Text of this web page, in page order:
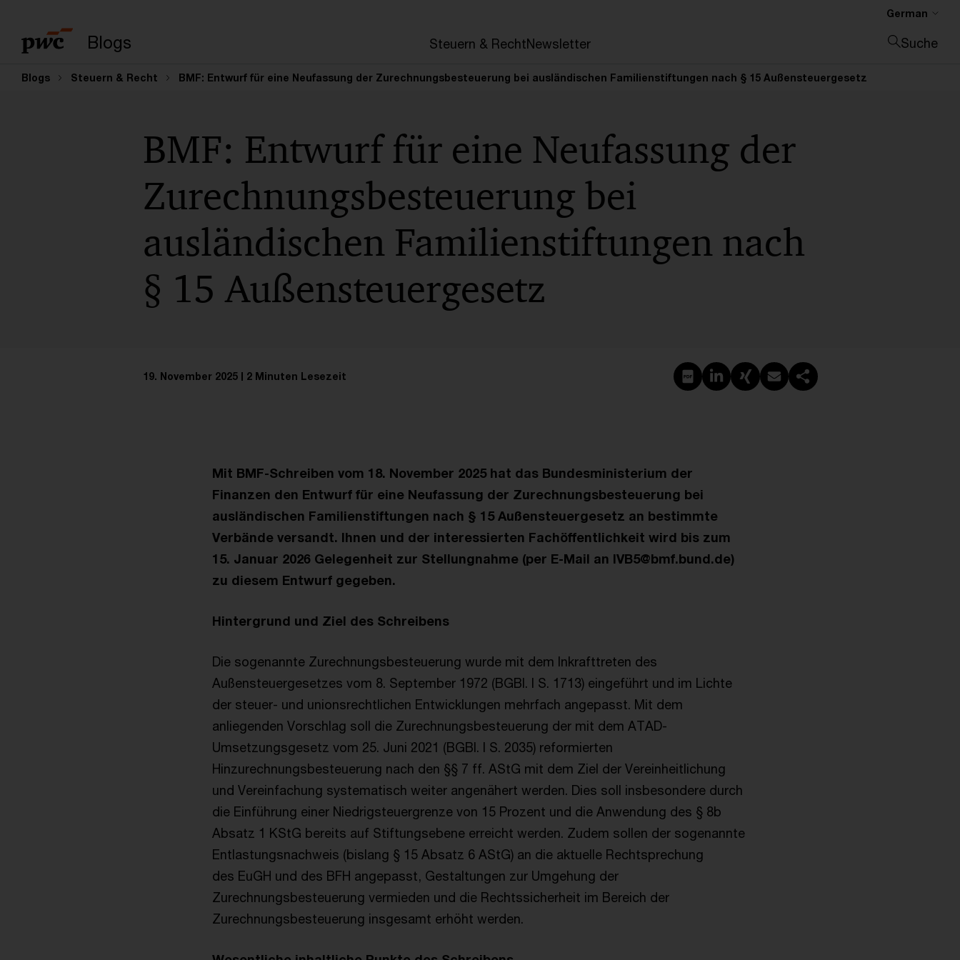
Blogs Steuern & RechtNewsletter
German
Suche
Blogs Steuern & Recht BMF: Entwurf für eine Neufassung der Zurechnungsbesteuerung bei ausländischen Familienstiftungen nach § 15 Außensteuergesetz
BMF: Entwurf für eine Neufassung der
Zurechnungsbesteuerung bei
ausländischen Familienstiftungen nach
§ 15 Außensteuergesetz
19. November 2025 2 Minuten Lesezeit PDF erstellen
Auf LinkedIn teilen
Auf Xing teilen
Per E-Mail teilen
Link kopieren
Mit BMF-Schreiben vom 18. November 2025 hat das Bundesministerium der
Finanzen den Entwurf für eine Neufassung der Zurechnungsbesteuerung bei
ausländischen Familienstiftungen nach § 15 Außensteuergesetz an bestimmte
Verbände versandt. Ihnen und der interessierten Fachöffentlichkeit wird bis zum
15. Januar 2026 Gelegenheit zur Stellungnahme (per E-Mail an IVB5@bmf.bund.de)
zu diesem Entwurf gegeben.
Hintergrund und Ziel des Schreibens
Die sogenannte Zurechnungsbesteuerung wurde mit dem Inkrafttreten des
Außensteuergesetzes vom 8. September 1972 (BGBl. I S. 1713) eingeführt und im Lichte
der steuer- und unionsrechtlichen Entwicklungen mehrfach angepasst. Mit dem
anliegenden Vorschlag soll die Zurechnungsbesteuerung der mit dem ATAD-
Umsetzungsgesetz vom 25. Juni 2021 (BGBl. I S. 2035) reformierten
Hinzurechnungsbesteuerung nach den §§ 7 ff. AStG mit dem Ziel der Vereinheitlichung
und Vereinfachung systematisch weiter angenähert werden. Dies soll insbesondere durch
die Einführung einer Niedrigsteuergrenze von 15 Prozent und die Anwendung des § 8b
Absatz 1 KStG bereits auf Stiftungsebene erreicht werden. Zudem sollen der sogenannte
Entlastungsnachweis (bislang § 15 Absatz 6 AStG) an die aktuelle Rechtsprechung
des EuGH und des BFH angepasst, Gestaltungen zur Umgehung der
Zurechnungsbesteuerung vermieden und die Rechtssicherheit im Bereich der
Zurechnungsbesteuerung insgesamt erhöht werden.